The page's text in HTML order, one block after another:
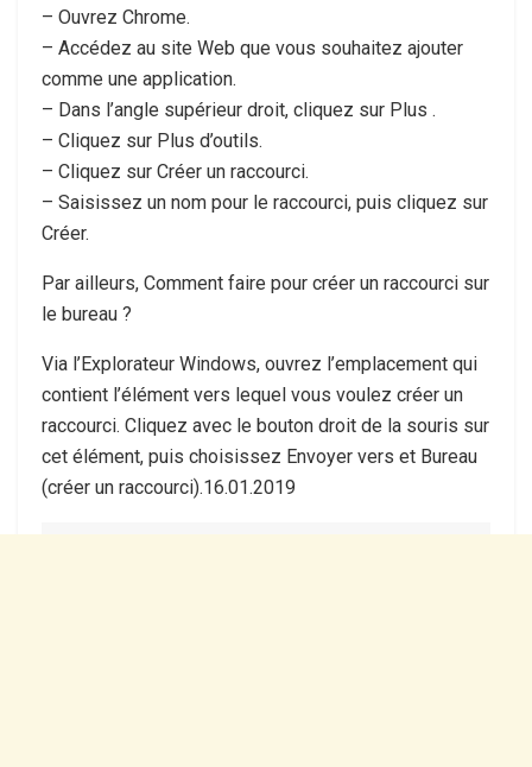
– Ouvrez Chrome.
– Accédez au site Web que vous souhaitez ajouter
comme une application.
– Dans l’angle supérieur droit, cliquez sur Plus .
– Cliquez sur Plus d’outils.
– Cliquez sur Créer un raccourci.
– Saisissez un nom pour le raccourci, puis cliquez sur
Créer.
Par ailleurs, Comment faire pour créer un raccourci sur
le bureau ?
Via l’Explorateur Windows, ouvrez l’emplacement qui
contient l’élément vers lequel vous voulez créer un
raccourci. Cliquez avec le bouton droit de la souris sur
cet élément, puis choisissez Envoyer vers et Bureau
(créer un raccourci).16.01.2019